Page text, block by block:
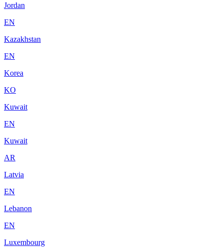
Jordan
EN
Kazakhstan
EN
Korea
KO
Kuwait
EN
Kuwait
AR
Latvia
EN
Lebanon
EN
Luxembourg